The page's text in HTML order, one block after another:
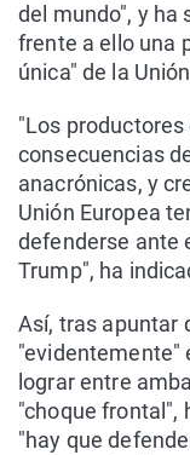
del mundo", y ha
frente a ello una
única" de la
"Los
consecuencias
anacrónicas, y
Unión Europea
defenderse ante
Trump", ha
Así, tras apuntar
"evidentemente"
lograr entre
"choque frontal",
"hay que